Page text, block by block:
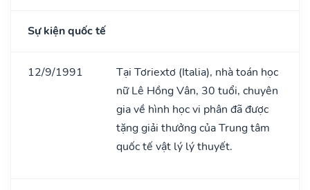
Sự kiện quốc tế
12/9/1991
Tại Tơriextơ (Italia), nhà toán học
nữ Lê Hồng Vân, 30 tuổi, chuyên
gia về hình học vi phân đã được
tặng giải thưởng của Trung tâm
quốc tế vật lý lý thuyết.